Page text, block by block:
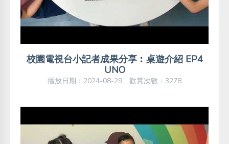
校園電視台小記者成果分享︰桌遊介紹 EP4
UNO
播放日期：2024-08-29 歡賞次數：3278